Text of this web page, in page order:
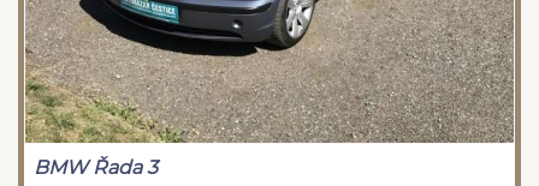
BMW Řada 3